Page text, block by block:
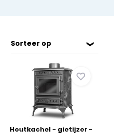
Sorteer op
Houtkachel - gietijzer -